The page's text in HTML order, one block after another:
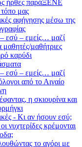
ήρθες παράΞΕΝΕ
μας
αφήγησης μέσω της
εσύ – εμείς… μαζί
μαθητές/μαθήτριες
καρύδι
εσύ – εμείς… μαζί
από το Αιγαίο
η σκιουρίνα και
- Κι αν ήσουν εσύ;
οι νυχτερίδες κρέμονται
το αγόρι με